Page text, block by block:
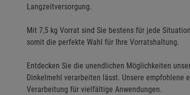
Langzeitversorgung.
Mit 7,5 kg Vorrat sind Sie bestens für jede
somit die perfekte Wahl für Ihre Vorratshaltung.
Entdecken Sie die unendlichen Möglichkeiten
Dinkelmehl verarbeiten lässt. Unsere
Verarbeitung für vielfältige Anwendungen.